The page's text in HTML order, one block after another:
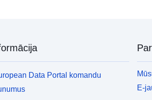
Data Portal komandu
E-